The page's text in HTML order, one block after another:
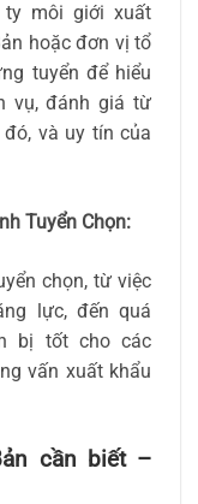
ty môi giới xuất
hoặc đơn vị tổ
tuyển để hiểu
vụ, đánh giá từ
và uy tín của
Tuyển Chọn:
chọn, từ việc
lực, đến quá
bị tốt cho các
vấn xuất khẩu
cần biết –